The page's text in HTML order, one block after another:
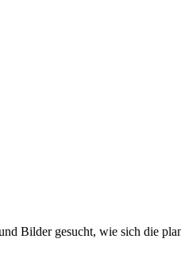
Bilder gesucht, wie sich die